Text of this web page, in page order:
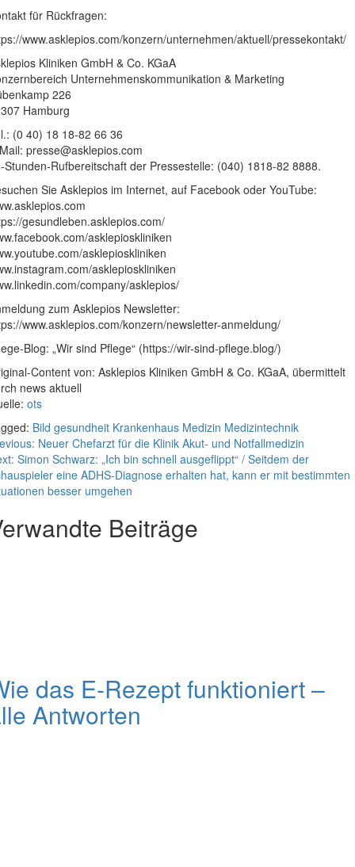
für Rückfragen:
www.asklepios.com/konzern/unternehmen/aktuell/pressekontakt/
Kliniken GmbH & Co. KGaA
Unternehmenskommunikation & Marketing
226
Hamburg
(0 40) 18 18-82 66 36
presse@asklepios.com
Stunden-Rufbereitschaft der Pressestelle: (040) 1818-82 8888.
Sie Asklepios im Internet, auf Facebook oder YouTube:
gesundleben.asklepios.com/
asklepioskliniken
asklepioskliniken
asklepioskliniken
company/asklepios/
zum Asklepios Newsletter:
www.asklepios.com/konzern/newsletter-anmeldung/
Blog: „Wir sind Pflege“ (https://wir-sind-pflege.blog/)
Content von: Asklepios Kliniken GmbH & Co. KGaA, übermittelt
news aktuell
ots
Bild gesundheit Krankenhaus Medizin Medizintechnik
Neuer Chefarzt für die Klinik Akut- und Notfallmedizin
Simon Schwarz: „Ich bin schnell ausgeflippt“ / Seitdem der
eine ADHS-Diagnose erhalten hat, kann er mit bestimmten
besser umgehen
Beiträge
das E-Rezept funktioniert –
Antworten